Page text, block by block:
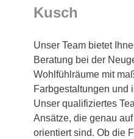
Kusch
Unser Team bietet
Beratung bei der
Wohlfühlräume mit
Farbgestaltungen und
Unser qualifiziertes
Ansätze, die genau
orientiert sind. Ob die